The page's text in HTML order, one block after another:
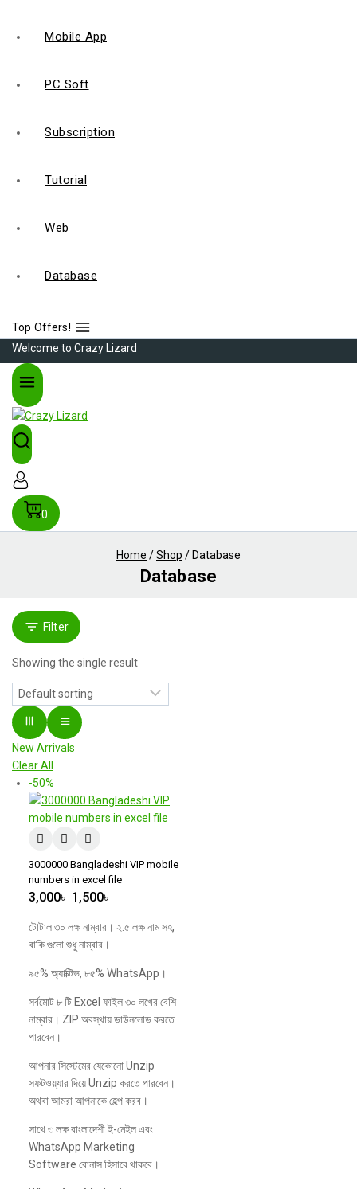
Mobile App
PC Soft
Subscription
Tutorial
Web
Database
Top Offers!
Welcome to Crazy Lizard
0
Home /Shop / Database
Database
Filter
Showing the single result
New Arrivals
Clear All
-50%
3000000 Bangladeshi VIP mobile
numbers in excel file
3,000৳ 1,500৳
টোটাল ৩০ লক্ষ নাম্বার। ২.৫ লক্ষ নাম সহ,
বাকি গুলো শুধু নাম্বার।
৯৫% অ্যাক্টিভ, ৮৫% WhatsApp।
সর্বমোট ৮ টি Excel ফাইল ৩০ লখের বেশি
নাম্বার। ZIP অবস্থায় ডাউনলোড করতে
পারবেন।
আপনার সিস্টেমের যেকোনো Unzip
সফটওয়্যার দিয়ে Unzip করতে পারবেন।
অথবা আমরা আপনাকে হেল্প করব।
সাথে ৩ লক্ষ বাংলাদেশী ই-মেইল এবং
WhatsApp Marketing
Software বোনাস হিসাবে থাকবে।